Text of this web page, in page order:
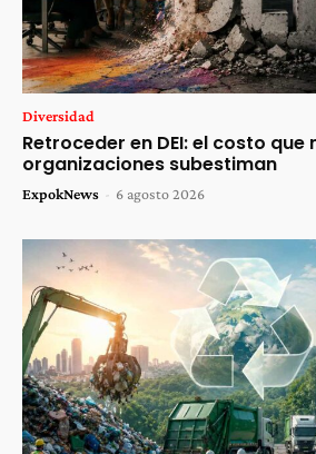
Diversidad
Retroceder en DEI: el costo que
organizaciones subestiman
ExpokNews - 6 agosto 2026